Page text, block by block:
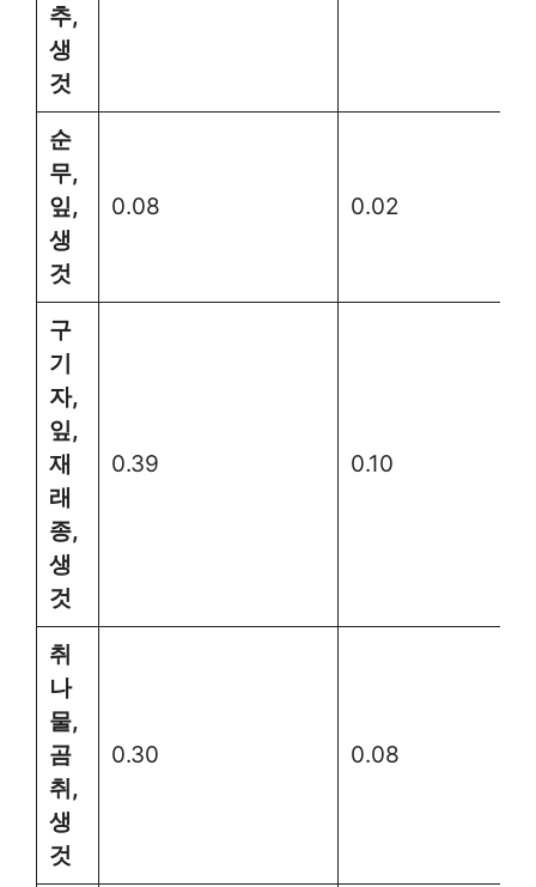
추,
생
것
순
무,
잎,
생
것
0.08 0.02
구
기
자,
잎,
재
래
종,
생
것
0.39 0.10
취
나
물,
곰
취,
생
것
0.30 0.08